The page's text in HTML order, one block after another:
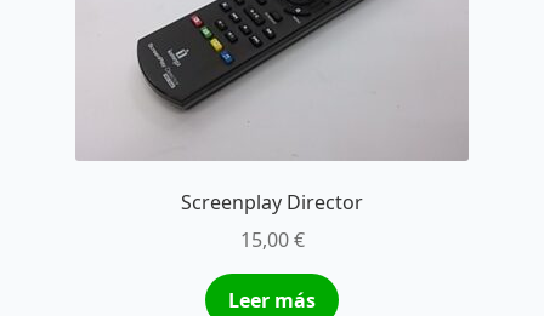
Screenplay Director
15,00€
Leer más